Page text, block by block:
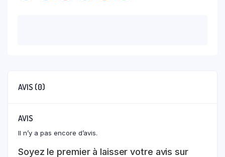
AVIS (0)
AVIS
Il n’y a pas encore d’avis.
Soyez le premier à laisser votre avis sur